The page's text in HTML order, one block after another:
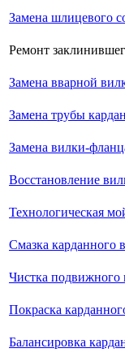
Замена шлицевого
Ремонт
Замена вварной
Замена трубы
Замена вилки-
Восстановление
Технологическая
Смазка карданного
Чистка подвижного
Покраска
Балансировка